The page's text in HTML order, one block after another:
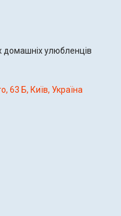
домашніх улюбленців
63 Б, Київ, Україна